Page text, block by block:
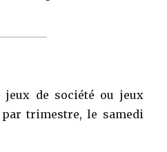
jeux de société ou jeux
par trimestre, le samedi